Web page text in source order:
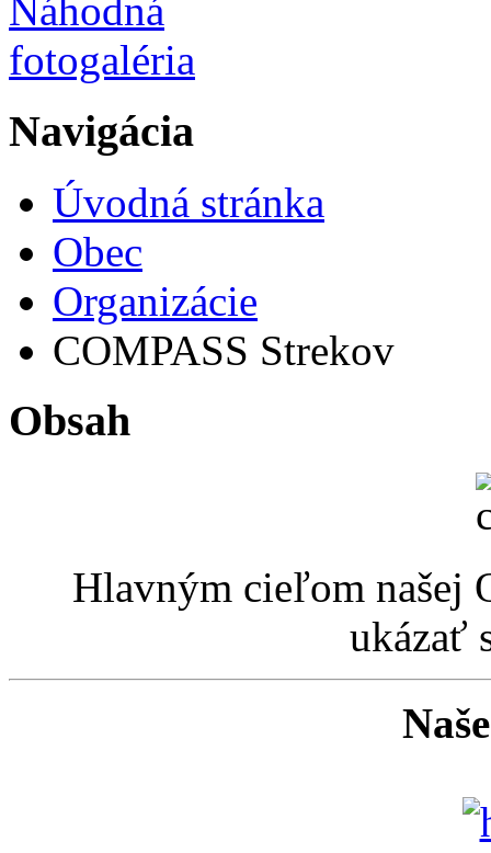
Navigácia
Úvodná stránka
Obec
Organizácie
COMPASS Strekov
Obsah
Hlavným cieľom našej
ukázať